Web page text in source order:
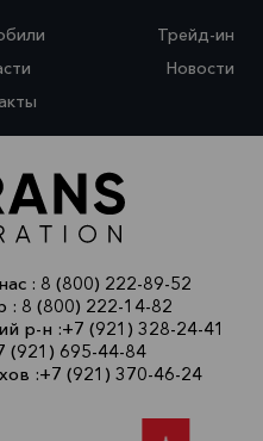
Трейд-ин
Новости
: 8 (800) 222-89-52
: 8 (800) 222-14-82
р-н :+7 (921) 328-24-41
(921) 695-44-84
:+7 (921) 370-46-24